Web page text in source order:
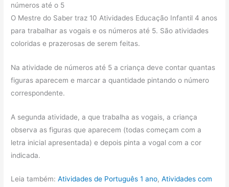
números até o 5
O Mestre do Saber traz 10 Atividades Educação Infantil 4 anos
para trabalhar as vogais e os números até 5. São atividades
coloridas e prazerosas de serem feitas.
Na atividade de números até 5 a criança deve contar quantas
figuras aparecem e marcar a quantidade pintando o número
correspondente.
A segunda atividade, a que trabalha as vogais, a criança
observa as figuras que aparecem (todas começam com a
letra inicial apresentada) e depois pinta a vogal com a cor
indicada.
Leia também:Atividades de Português 1 ano,Atividades com